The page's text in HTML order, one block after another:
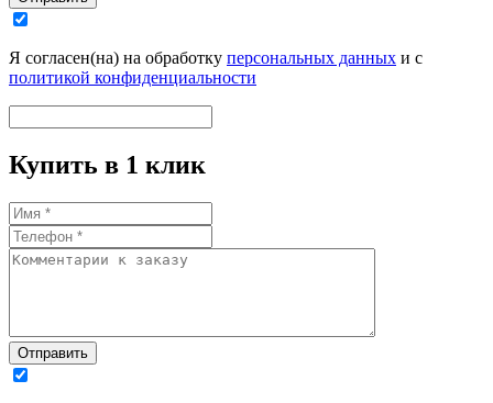
Я согласен(на) на обработку персональных данных и с
политикой конфиденциальности
Купить в 1 клик
Отправить